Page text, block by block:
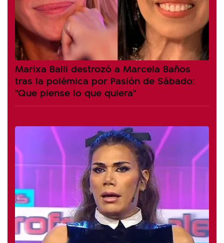
Marixa Balli destrozó a Marcela Baños
tras la polémica por Pasión de Sábado:
"Que piense lo que quiera"